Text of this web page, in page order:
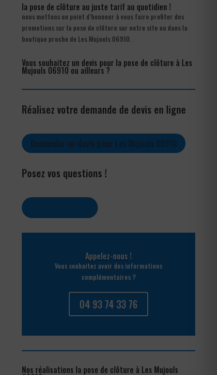
la pose de clôture au juste tarif au quotidien !
nous mettons un point d’honneur à vous faire profiter des
promotions sur la pose de clôture sur notre site ou dans la
boutique proche de Les Mujouls 06910.
Vous souhaitez un devis pour la pose de clôture à Les
Mujouls 06910 ou ailleurs ?
Réalisez votre demande de devis en ligne
Posez vos questions !
Appelez-nous !
Vous souhaitez avoir des informations
complémentaires ?
04 93 74 33 76
Nos réalisations la pose de clôture à Les Mujouls